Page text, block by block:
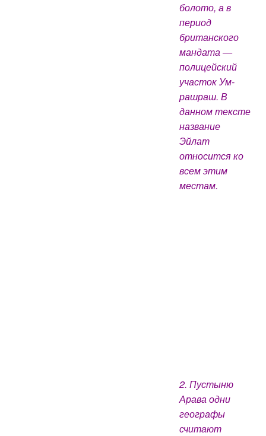
болото, а в
период
британского
мандата —
полицейский
участок Ум-
рашраш. В
данном тексте
название
Эйлат
относится ко
всем этим
местам.
2. Пустыню
Арава одни
географы
считают